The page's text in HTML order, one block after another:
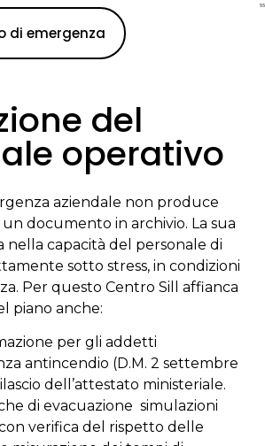
di emergenza
del
operativo
aziendale non produce
documento in archivio. La sua
nella capacità del personale di
sotto stress, in condizioni
Per questo Centro Sill affianca
piano anche:
per gli addetti
antincendio (D.M. 2 settembre
dell’attestato ministeriale.
di evacuazione simulazioni
verifica del rispetto delle